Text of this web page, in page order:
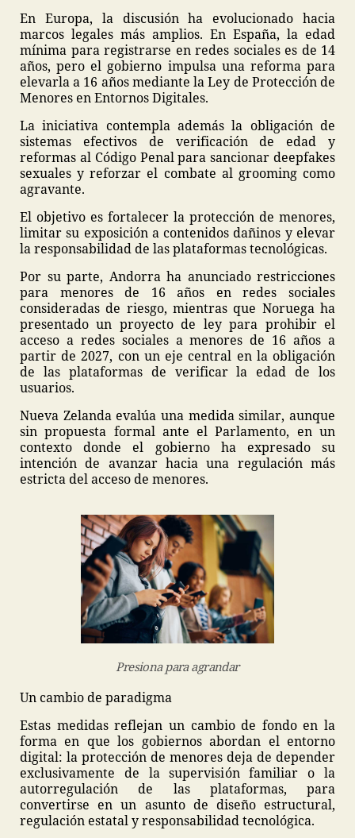
En Europa, la discusión ha evolucionado hacia
marcos legales más amplios. En España, la edad
mínima para registrarse en redes sociales es de 14
años, pero el gobierno impulsa una reforma para
elevarla a 16 años mediante la Ley de Protección de
Menores en Entornos Digitales.
La iniciativa contempla además la obligación de
sistemas efectivos de verificación de edad y
reformas al Código Penal para sancionar deepfakes
sexuales y reforzar el combate al grooming como
agravante.
El objetivo es fortalecer la protección de menores,
limitar su exposición a contenidos dañinos y elevar
la responsabilidad de las plataformas tecnológicas.
Por su parte, Andorra ha anunciado restricciones
para menores de 16 años en redes sociales
consideradas de riesgo, mientras que Noruega ha
presentado un proyecto de ley para prohibir el
acceso a redes sociales a menores de 16 años a
partir de 2027, con un eje central en la obligación
de las plataformas de verificar la edad de los
usuarios.
Nueva Zelanda evalúa una medida similar, aunque
sin propuesta formal ante el Parlamento, en un
contexto donde el gobierno ha expresado su
intención de avanzar hacia una regulación más
estricta del acceso de menores.
Presiona para agrandar
Un cambio de paradigma
Estas medidas reflejan un cambio de fondo en la
forma en que los gobiernos abordan el entorno
digital: la protección de menores deja de depender
exclusivamente de la supervisión familiar o la
autorregulación de las plataformas, para
convertirse en un asunto de diseño estructural,
regulación estatal y responsabilidad tecnológica.